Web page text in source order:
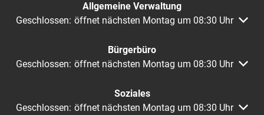
Allgemeine Verwaltung
Klicken, um weitere Öffnungs- oder Schließzeiten
Geschlossen: öffnet nächsten Montag um 08:30 Uhr
Bürgerbüro
Klicken, um weitere Öffnungs- oder Schließzeiten
Geschlossen: öffnet nächsten Montag um 08:30 Uhr
Soziales
Klicken, um weitere Öffnungs- oder Schließzeiten
Geschlossen: öffnet nächsten Montag um 08:30 Uhr